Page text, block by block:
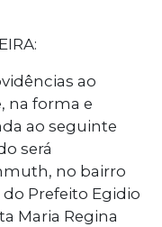
ao
na forma e
ao seguinte
será
no bairro
do Prefeito Egidio
Maria Regina